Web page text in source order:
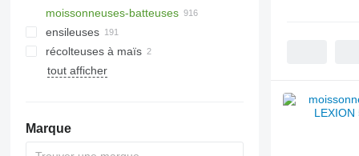
moissonneuses-batteuses
ensileuses
récolteuses à maïs
tout afficher
Marque